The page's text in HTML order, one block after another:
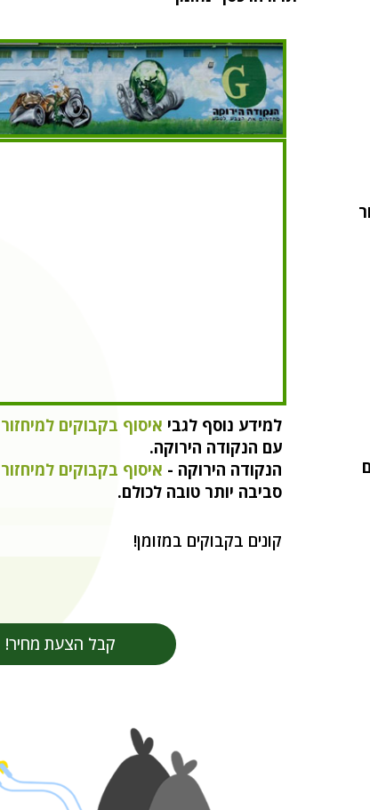
למידע נוסף לגבי איסוף בקבוקים
עם הנקודה הירוקה.
הנקודה הירוקה - איסוף בקבוקים
סביבה יותר טובה לכולם.
קונים בקבוקים במזומן!
קבל הצעת מחיר!